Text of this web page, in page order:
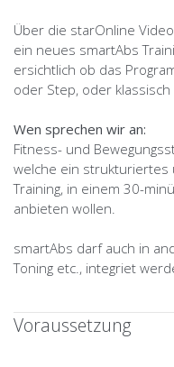
Über die starOnline
ein neues smartAbs
ersichtlich ob das
oder Step, oder
Wen sprechen wir an:
Fitness- und
welche ein strukturiertes
Training, in einem 30-
anbieten wollen.
smartAbs darf auch in
Toning etc., integriet
Voraussetzung